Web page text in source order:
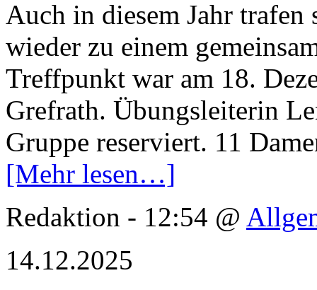
Auch in diesem Jahr
wieder zu einem
Treffpunkt war am 18.
Grefrath. Übungsleiterin
Gruppe reserviert. 11
[Mehr lesen…]
Redaktion - 12:54 @
14.12.2025